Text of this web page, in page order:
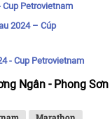
Cup Petrovietnam
2024 – Cúp
- Cup Petrovietnam
Ngân - Phong Sơn